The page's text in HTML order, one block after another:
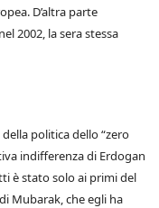
D’altra parte
2002, la sera stessa
politica dello “zero
indifferenza di Erdogan
è stato solo ai primi del
Mubarak, che egli ha